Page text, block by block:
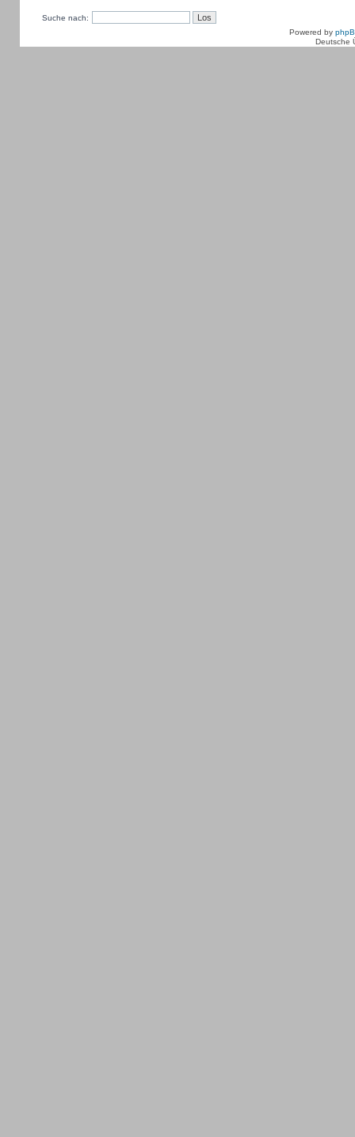
Suche nach:
Powered by
Deutsche